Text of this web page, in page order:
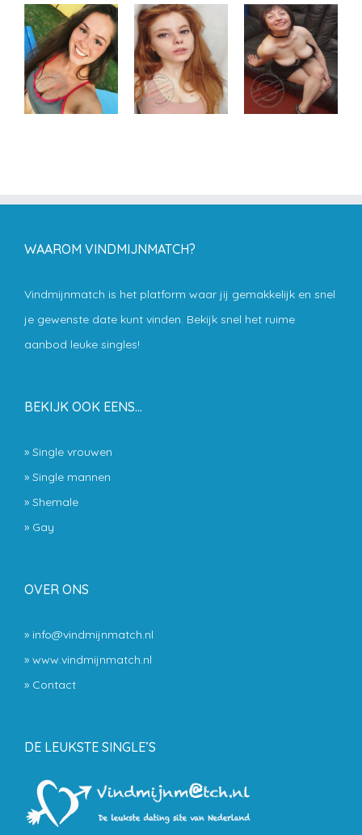
Likemey Margje Stoeibal
WAAROM VINDMIJNMATCH?
Vindmijnmatch is het platform waar jij gemakkelijk en snel
je gewenste date kunt vinden. Bekijk snel het ruime
aanbod leuke singles!
BEKIJK OOK EENS…
» Single vrouwen
» Single mannen
» Shemale
» Gay
OVER ONS
» info@vindmijnmatch.nl
» www.vindmijnmatch.nl
» Contact
DE LEUKSTE SINGLE’S